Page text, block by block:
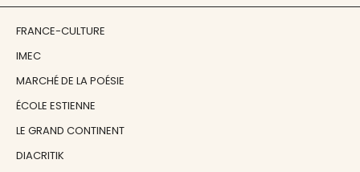
FRANCE-CULTURE
IMEC
MARCHÉ DE LA POÉSIE
ÉCOLE ESTIENNE
LE GRAND CONTINENT
DIACRITIK